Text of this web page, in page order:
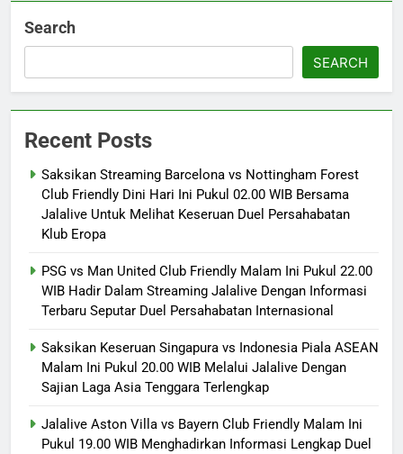
Search
SEARCH
Recent Posts
Saksikan Streaming Barcelona vs Nottingham Forest
Club Friendly Dini Hari Ini Pukul 02.00 WIB Bersama
Jalalive Untuk Melihat Keseruan Duel Persahabatan
Klub Eropa
PSG vs Man United Club Friendly Malam Ini Pukul 22.00
WIB Hadir Dalam Streaming Jalalive Dengan Informasi
Terbaru Seputar Duel Persahabatan Internasional
Saksikan Keseruan Singapura vs Indonesia Piala ASEAN
Malam Ini Pukul 20.00 WIB Melalui Jalalive Dengan
Sajian Laga Asia Tenggara Terlengkap
Jalalive Aston Villa vs Bayern Club Friendly Malam Ini
Pukul 19.00 WIB Menghadirkan Informasi Lengkap Duel